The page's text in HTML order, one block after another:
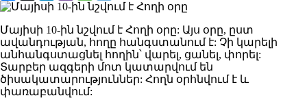
Մայիսի 10-ին նշվում է Հողի օրը: Այս օրը, ըստ
ավանդության, հողը հանգստանում է: Չի կարելի
անհանգստացնել հողին՝ վարել, ցանել, փորել:
Տարբեր ազգերի մոտ կատարվում են
ծիսակատարություններ: Հողն օրհնվում է և
փառաբանվում: